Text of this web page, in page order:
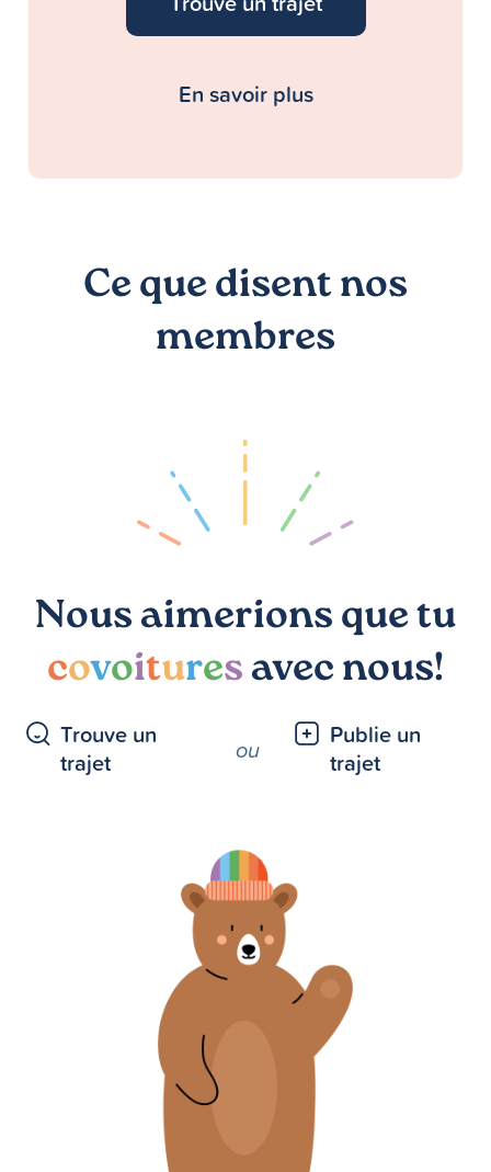
En savoir plus
Ce que disent nos
membres
Nous aimerions que tu
covoituresavec nous!
Trouve un
trajet
ou
Publie un
trajet